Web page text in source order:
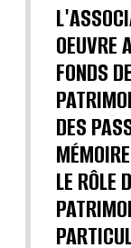
OEUVRE
FONDS
DES
LE RÔLE